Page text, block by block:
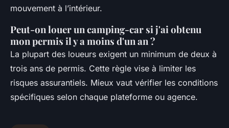
mouvement à l’intérieur.
Peut-on louer un camping-car si j'ai obtenu
mon permis il y a moins d'un an ?
La plupart des loueurs exigent un minimum de deux à
trois ans de permis. Cette règle vise à limiter les
risques assurantiels. Mieux vaut vérifier les conditions
spécifiques selon chaque plateforme ou agence.